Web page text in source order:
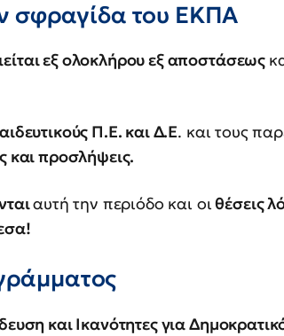
σφραγίδα του ΕΚΠΑ
εξ ολοκλήρου εξ αποστάσεως
Π.Ε. και Δ.Ε. και τους
και προσλήψεις.
αυτή την περιόδο και οιθέσεις
και Ικανότητες για